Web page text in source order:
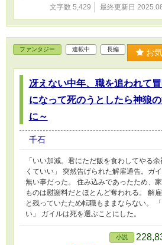
文字数 5,429 最終更新日
ファンタジー 連載中 長編 お
冴えない中年、職を追われて
になって死のうとしたら神狼
に～
千石
「いい加減。君にただ飯を食わしてやる
くていい」 突然告げられた解雇通告。ガ
無い事だった。 住み込みであったため、
ものは慰謝料だとほとんど奪われる。 解
と残っていたため転職もままならない。
い」 ガイルは死を選ぶことにした。
小説